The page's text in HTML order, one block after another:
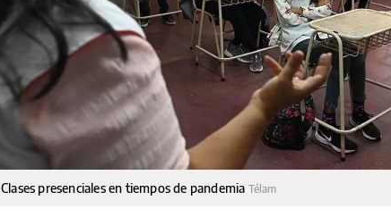
Clases presenciales en tiempos de pandemia Télam